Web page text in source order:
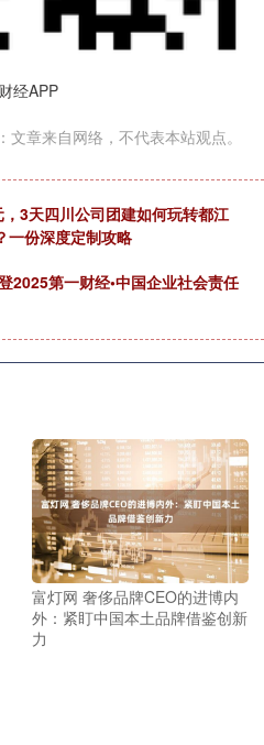
经APP
文章来自网络，不代表本站观点。
3天四川公司团建如何玩转都江
一份深度定制攻略
2025第一财经•中国企业社会责任
富灯网 奢侈品牌CEO的进博内
外：紧盯中国本土品牌借鉴创新
力